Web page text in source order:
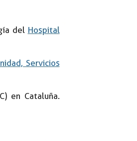
del Hospital
Servicios
en Cataluña.